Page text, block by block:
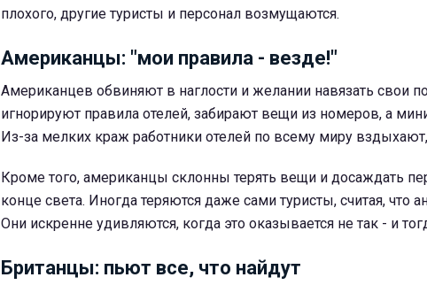
плохого, другие туристы и персонал возмущаются.
Американцы: "мои правила - везде!"
Американцев обвиняют в наглости и желании навязать свои
игнорируют правила отелей, забирают вещи из номеров, а
Из-за мелких краж работники отелей по всему миру
Кроме того, американцы склонны терять вещи и досаждать
конце света. Иногда теряются даже сами туристы, считая, что
Они искренне удивляются, когда это оказывается не так - и
Британцы: пьют все, что найдут